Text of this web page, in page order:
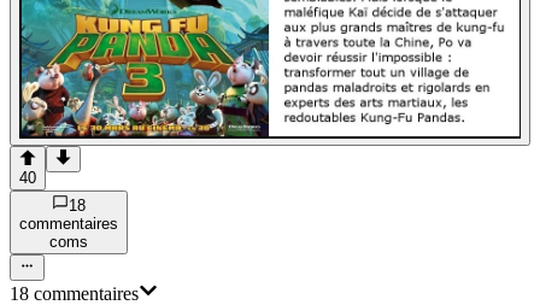
40
18
commentaires
coms
18 commentaires